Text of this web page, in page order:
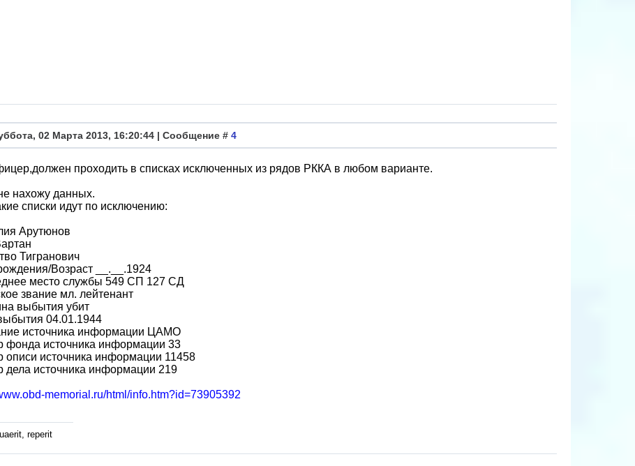
02 Марта 2013, 16:20:44 | Сообщение # 4
проходить в списках исключенных из рядов РККА в любом варианте.
нахожу данных.
списки идут по исключению:
Арутюнов
Тигранович
Возраст __.__.1924
место службы 549 СП 127 СД
звание мл. лейтенант
выбытия убит
04.01.1944
источника информации ЦАМО
фонда источника информации 33
описи источника информации 11458
дела источника информации 219
memorial.ru/html/info.htm?id=73905392
reperit